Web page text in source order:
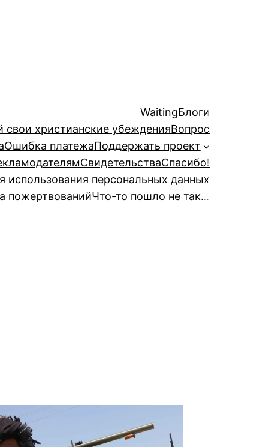
WaitingБлоги
свои христианские убежденияВопрос
Ошибка платежаПоддержать проект
СвидетельстваСпасибо!
использования персональных данных
пожертвованийЧто-то пошло не так…